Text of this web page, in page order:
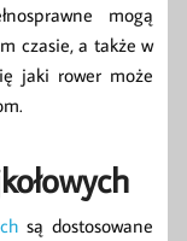
mogą
czasie, a także w
jaki rower może
są dostosowane